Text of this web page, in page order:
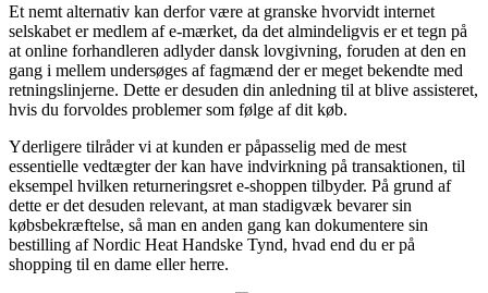
Et nemt alternativ kan derfor være at granske hvorvidt internet
selskabet er medlem af e-mærket, da det almindeligvis er et tegn på
at online forhandleren adlyder dansk lovgivning, foruden at den en
gang i mellem undersøges af fagmænd der er meget bekendte med
retningslinjerne. Dette er desuden din anledning til at blive assisteret,
hvis du forvoldes problemer som følge af dit køb.
Yderligere tilråder vi at kunden er påpasselig med de mest
essentielle vedtægter der kan have indvirkning på transaktionen, til
eksempel hvilken returneringsret e-shoppen tilbyder. På grund af
dette er det desuden relevant, at man stadigvæk bevarer sin
købsbekræftelse, så man en anden gang kan dokumentere sin
bestilling af Nordic Heat Handske Tynd, hvad end du er på
shopping til en dame eller herre.